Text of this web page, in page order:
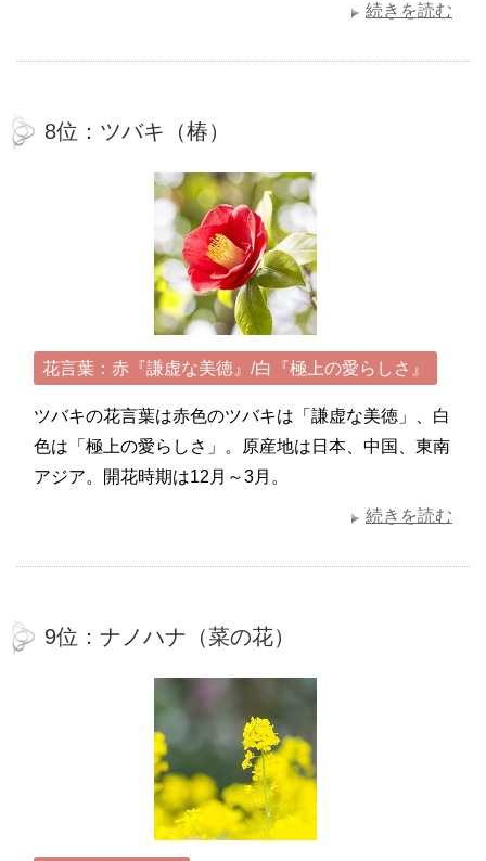
続きを読む
8位：ツバキ（椿）
花言葉：赤『謙虚な美徳』/白『極上の愛らしさ』
ツバキの花言葉は赤色のツバキは「謙虚な美徳」、白
色は「極上の愛らしさ」。原産地は日本、中国、東南
アジア。開花時期は12月～3月。
続きを読む
9位：ナノハナ（菜の花）